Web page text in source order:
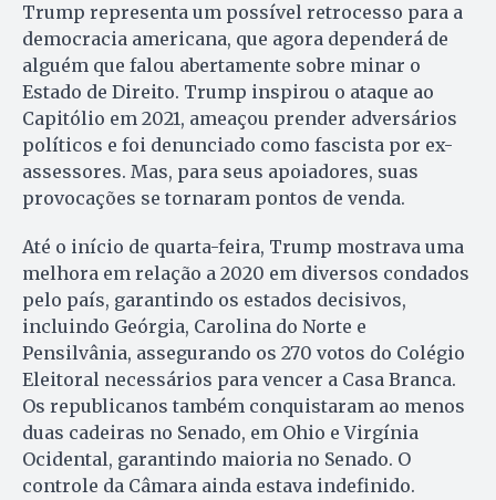
Trump representa um possível retrocesso para a
democracia americana, que agora dependerá de
alguém que falou abertamente sobre minar o
Estado de Direito. Trump inspirou o ataque ao
Capitólio em 2021, ameaçou prender adversários
políticos e foi denunciado como fascista por ex-
assessores. Mas, para seus apoiadores, suas
provocações se tornaram pontos de venda.
Até o início de quarta-feira, Trump mostrava uma
melhora em relação a 2020 em diversos condados
pelo país, garantindo os estados decisivos,
incluindo Geórgia, Carolina do Norte e
Pensilvânia, assegurando os 270 votos do Colégio
Eleitoral necessários para vencer a Casa Branca.
Os republicanos também conquistaram ao menos
duas cadeiras no Senado, em Ohio e Virgínia
Ocidental, garantindo maioria no Senado. O
controle da Câmara ainda estava indefinido.